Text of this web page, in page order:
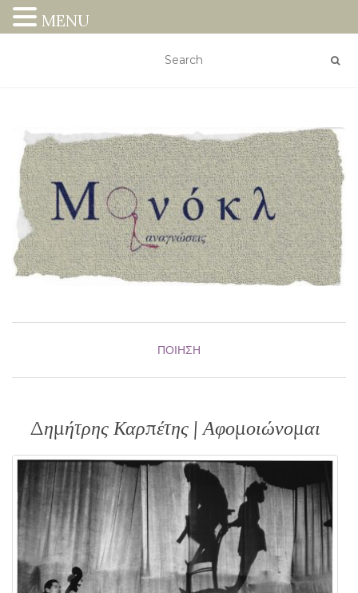
ΠΟΊΗΣΗ
Δημήτρης Καρπέτης | Αφομοιώνομαι
MENU